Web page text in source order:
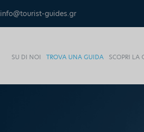
info@tourist-guides.gr
SU DI NOI TROVA UNA GUIDA SCOPRI LA